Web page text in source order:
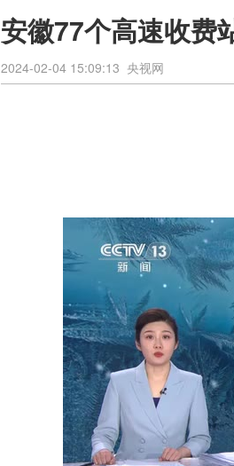
安徽77个高速收费
2024-02-04 15:09:13 央视网